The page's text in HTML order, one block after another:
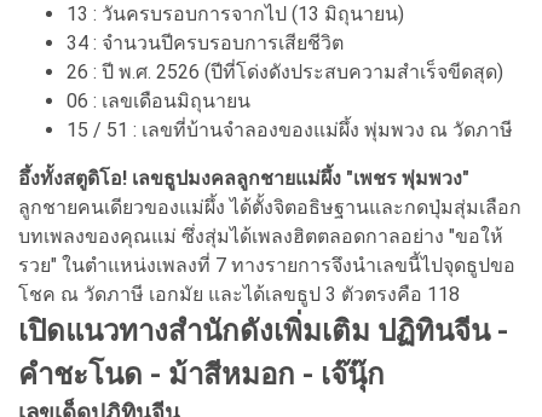
13 : วันครบรอบการจากไป (13 มิถุนายน)
34 : จำนวนปีครบรอบการเสียชีวิต
26 : ปี พ.ศ. 2526 (ปีที่โด่งดังประสบความสำเร็จขีดสุด)
06 : เลขเดือนมิถุนายน
15 / 51 : เลขที่บ้านจำลองของแม่ผึ้ง พุ่มพวง ณ วัดภาษี
อึ้งทั้งสตูดิโอ! เลขธูปมงคลลูกชายแม่ผึ้ง "เพชร พุ่มพวง"
ลูกชายคนเดียวของแม่ผึ้ง ได้ตั้งจิตอธิษฐานและกดปุ่มสุ่มเลือก
บทเพลงของคุณแม่ ซึ่งสุ่มได้เพลงฮิตตลอดกาลอย่าง "ขอให้
รวย" ในตำแหน่งเพลงที่ 7 ทางรายการจึงนำเลขนี้ไปจุดธูปขอ
โชค ณ วัดภาษี เอกมัย และได้เลขธูป 3 ตัวตรงคือ 118
เปิดแนวทางสำนักดังเพิ่มเติม ปฏิทินจีน -
คำชะโนด - ม้าสีหมอก - เจ๊นุ๊ก